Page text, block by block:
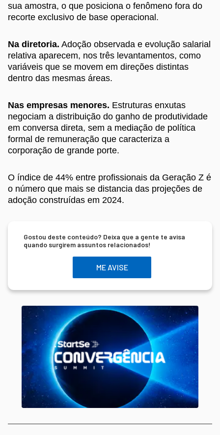
sua amostra, o que posiciona o fenômeno fora do
recorte exclusivo de base operacional.
Na diretoria. Adoção observada e evolução salarial
relativa aparecem, nos três levantamentos, como
variáveis que se movem em direções distintas
dentro das mesmas áreas.
Nas empresas menores. Estruturas enxutas
negociam a distribuição do ganho de produtividade
em conversa direta, sem a mediação de política
formal de remuneração que caracteriza a
corporação de grande porte.
O índice de 44% entre profissionais da Geração Z é
o número que mais se distancia das projeções de
adoção construídas em 2024.
Gostou deste conteúdo? Deixa que a gente te avisa
quando surgirem assuntos relacionados!
ME AVISE